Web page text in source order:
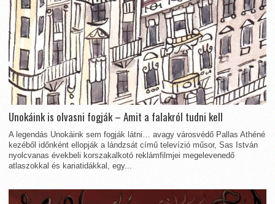
Unokáink is olvasni fogják – Amit a falakról tudni kell
A legendás Unokáink sem fogják látni… avagy városvédő Pallas Athéné
kezéből időnként ellopják a lándzsát című televízió műsor, Sas István
nyolcvanas évekbeli korszakalkotó reklámfilmjei megelevenedő
atlaszokkal és kariatidákkal, egy...